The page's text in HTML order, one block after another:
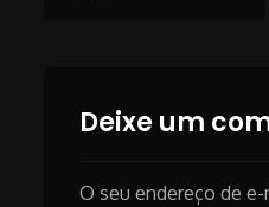
Deixe um
O seu endereço de e-